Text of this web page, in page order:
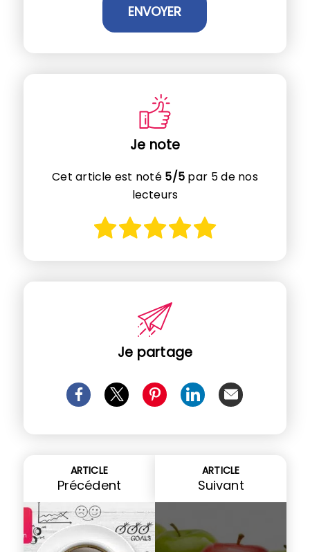
Je note
Cet article est noté 5/5par 5 de nos
lecteurs
Je partage
ARTICLE
Précédent
ARTICLE
Suivant